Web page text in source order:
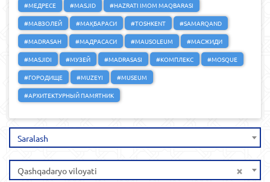
#МЕДРЕСЕ #MASJID
#HAZRATI IMOM MAQBARASI
#МАВЗОЛЕЙ
#МАҚБАРАСИ #TOSHKENT
#SAMARQAND
#MADRASAH
#МАДРАСАСИ #MAUSOLEUM
#МАСЖИДИ
#MASJIDI
#МУЗЕЙ #MADRASASI #КОМПЛЕКС
#MOSQUE
#ГОРОДИЩЕ
#MUZEYI
#MUSEUM
#АРХИТЕКТУРНЫЙ ПАМЯТНИК
Saralash
×
Qashqadaryo viloyati